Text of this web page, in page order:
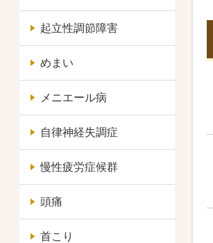
起立性調節障害
めまい
メニエール病
自律神経失調症
慢性疲労症候群
頭痛
首こり